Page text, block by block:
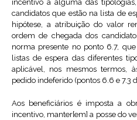
incentivo a alguma das
candidatos que estão na lista de
hipótese, a atribuição do valor
ordem de chegada dos
norma presente no ponto 6.7,
listas de espera das diferentes
aplicável, nos mesmos termos,
pedido indeferido (pontos 6.6 e 7.3
Aos beneficiários é imposta a
incentivo, manter[em] a posse do